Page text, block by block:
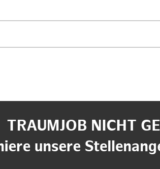
TRAUMJOB NICHT
unsere